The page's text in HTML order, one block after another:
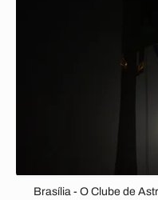
Brasília - O Clube de